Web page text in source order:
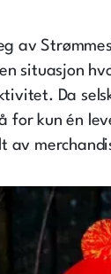
av
situasjon
Da
for kun én
av